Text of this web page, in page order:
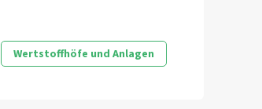
Wertstoffhöfe und Anlagen